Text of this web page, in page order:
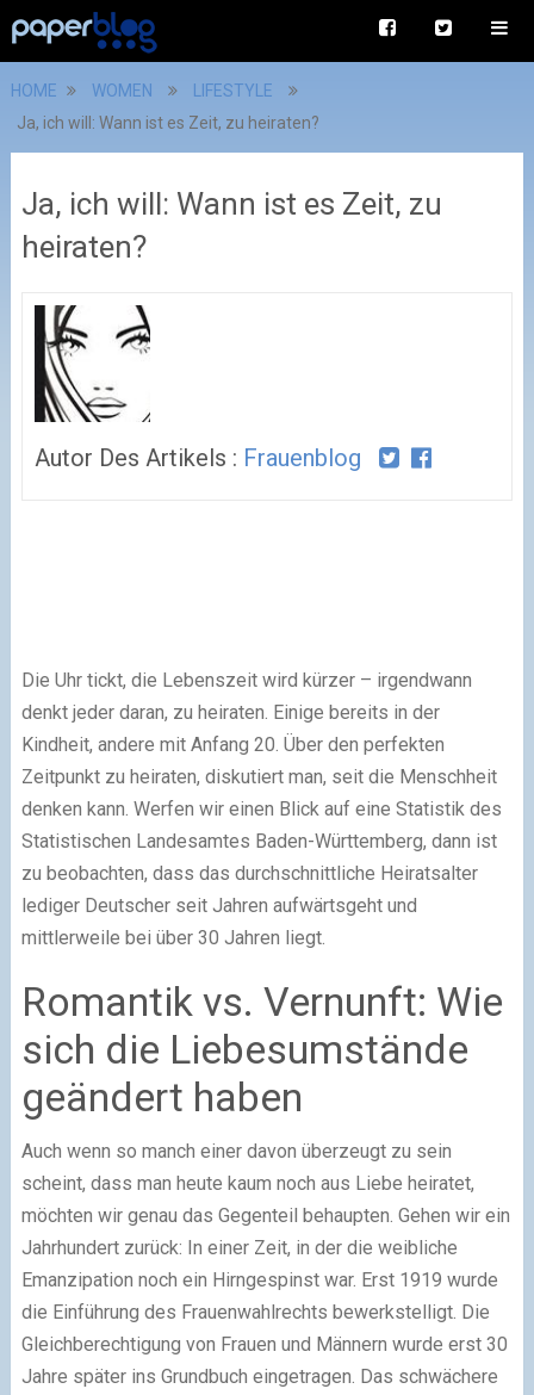
HOME WOMEN
LIFESTYLE
Ja, ich will: Wann ist es Zeit, zu heiraten?
Ja, ich will: Wann ist es Zeit, zu
heiraten?
Autor Des Artikels : Frauenblog
Die Uhr tickt, die Lebenszeit wird kürzer – irgendwann
denkt jeder daran, zu heiraten. Einige bereits in der
Kindheit, andere mit Anfang 20. Über den perfekten
Zeitpunkt zu heiraten, diskutiert man, seit die Menschheit
denken kann. Werfen wir einen Blick auf eine Statistik des
Statistischen Landesamtes Baden-Württemberg, dann ist
zu beobachten, dass das durchschnittliche Heiratsalter
lediger Deutscher seit Jahren aufwärtsgeht und
mittlerweile bei über 30 Jahren liegt.
Romantik vs. Vernunft: Wie
sich die Liebesumstände
geändert haben
Auch wenn so manch einer davon überzeugt zu sein
scheint, dass man heute kaum noch aus Liebe heiratet,
möchten wir genau das Gegenteil behaupten. Gehen wir ein
Jahrhundert zurück: In einer Zeit, in der die weibliche
Emanzipation noch ein Hirngespinst war. Erst 1919 wurde
die Einführung des Frauenwahlrechts bewerkstelligt. Die
Gleichberechtigung von Frauen und Männern wurde erst 30
Jahre später ins Grundbuch eingetragen. Das schwächere